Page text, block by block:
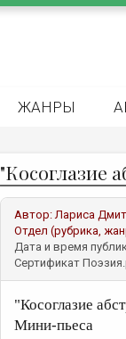
ЖАНРЫ
"Косоглазие
Автор:Лариса
Отдел (рубрика,
Дата и время
Сертификат
"Косоглазие
Мини-пьеса